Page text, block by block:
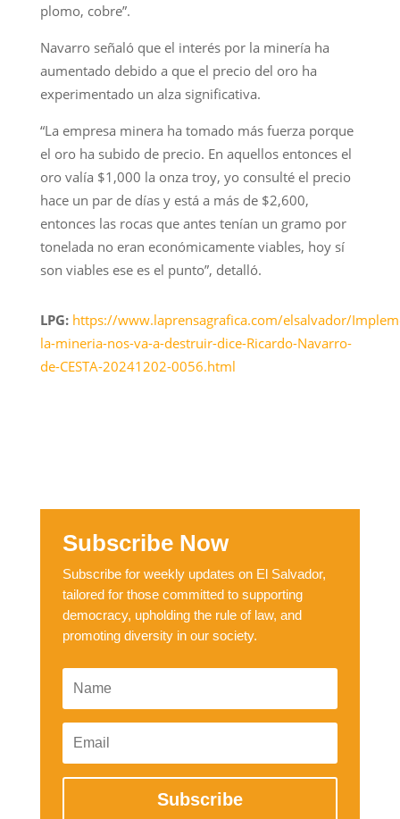
plomo, cobre”.
Navarro señaló que el interés por la minería ha
aumentado debido a que el precio del oro ha
experimentado un alza significativa.
“La empresa minera ha tomado más fuerza porque
el oro ha subido de precio. En aquellos entonces el
oro valía $1,000 la onza troy, yo consulté el precio
hace un par de días y está a más de $2,600,
entonces las rocas que antes tenían un gramo por
tonelada no eran económicamente viables, hoy sí
son viables ese es el punto”, detalló.
LPG: https://www.laprensagrafica.com/elsalvador/
la-mineria-nos-va-a-destruir-dice-Ricardo-Navarro-
de-CESTA-20241202-0056.html
Subscribe Now
Subscribe for weekly updates on El Salvador,
tailored for those committed to supporting
democracy, upholding the rule of law, and
promoting diversity in our society.
Subscribe